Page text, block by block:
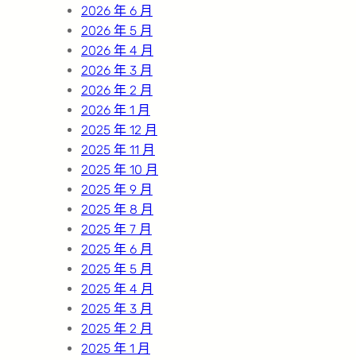
2026 年 6 月
2026 年 5 月
2026 年 4 月
2026 年 3 月
2026 年 2 月
2026 年 1 月
2025 年 12 月
2025 年 11 月
2025 年 10 月
2025 年 9 月
2025 年 8 月
2025 年 7 月
2025 年 6 月
2025 年 5 月
2025 年 4 月
2025 年 3 月
2025 年 2 月
2025 年 1 月